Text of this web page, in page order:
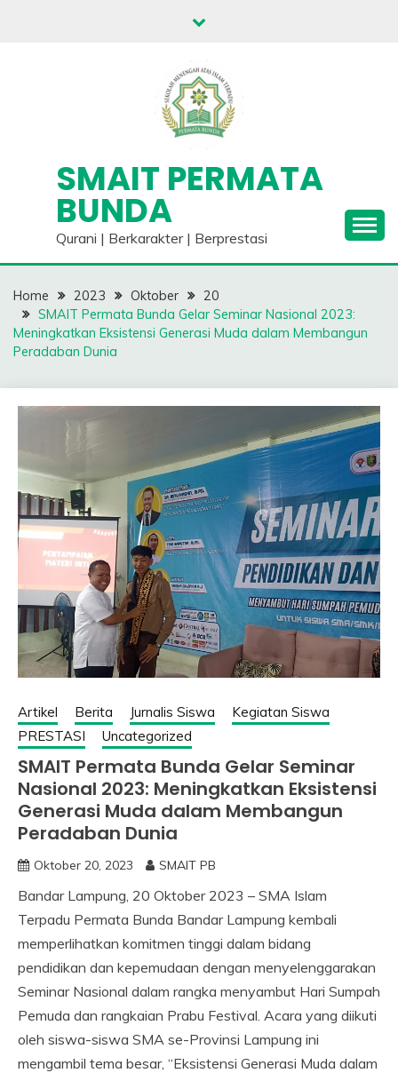
SMAIT PERMATA
BUNDA
Qurani | Berkarakter | Berprestasi
Home 2023 Oktober
20
SMAIT Permata Bunda Gelar Seminar Nasional 2023:
Meningkatkan Eksistensi Generasi Muda dalam Membangun
Peradaban Dunia
Artikel Berita Jurnalis Siswa
Kegiatan Siswa
PRESTASI
Uncategorized
SMAIT Permata Bunda Gelar Seminar
Nasional 2023: Meningkatkan Eksistensi
Generasi Muda dalam Membangun
Peradaban Dunia
Oktober 20, 2023 SMAIT PB
Bandar Lampung, 20 Oktober 2023 – SMA Islam
Terpadu Permata Bunda Bandar Lampung kembali
memperlihatkan komitmen tinggi dalam bidang
pendidikan dan kepemudaan dengan menyelenggarakan
Seminar Nasional dalam rangka menyambut Hari Sumpah
Pemuda dan rangkaian Prabu Festival. Acara yang diikuti
oleh siswa-siswa SMA se-Provinsi Lampung ini
mengambil tema besar, “Eksistensi Generasi Muda dalam